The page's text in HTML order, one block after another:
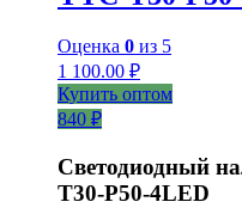
Оценка 0 из 5
1 100.00 ₽
Купить оптом
840 ₽
Светодиодный
T30-P50-4LED